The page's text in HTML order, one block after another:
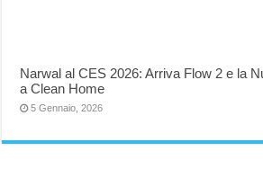
Narwal al CES 2026: Arriva Flow 2 e la
a Clean Home
5 Gennaio, 2026